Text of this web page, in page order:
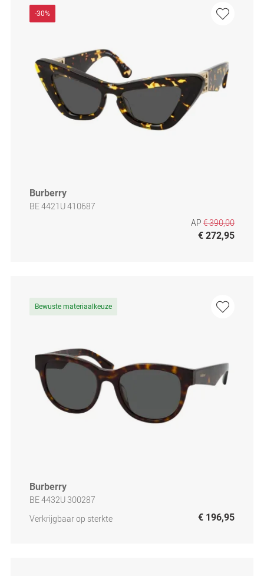
-30%
Burberry
BE 4421U 410687
AP € 390,00
€ 272,95
Bewuste materiaalkeuze
Burberry
BE 4432U 300287
Verkrijgbaar op sterkte
€ 196,95